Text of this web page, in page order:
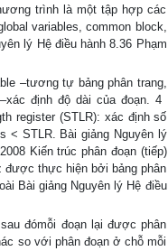
trình là một tập hợp các
variables, common block,
lý Hệ điều hành 8.36 Phạm
–tương tự bảng phân trang,
định độ dài của đoạn. 4 
register (STLR): xác định số
< STLR. Bài giảng Nguyên lý
Kiến trúc phân đoạn (tiếp)
được thực hiện bởi bảng phân
Bài giảng Nguyên lý Hệ điều
đómỗi đoạn lại được phân
so với phân đoạn ở chỗ mỗi